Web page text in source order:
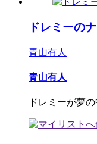
ドレミーの
青山有人
青山有人
ドレミーが夢